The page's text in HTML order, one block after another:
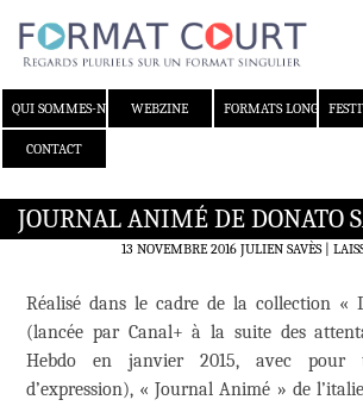
QUI SOMMES-NOUS ?WEBZINE FORMATS LONGS
CONTACT
JOURNAL ANIMÉ DE DONATO
13 NOVEMBRE 2016 JULIEN SAVÈS
Réalisé dans le cadre de la collection «
(lancée par Canal+ à la suite des
Hebdo en janvier 2015, avec pour
d’expression), « Journal Animé » de